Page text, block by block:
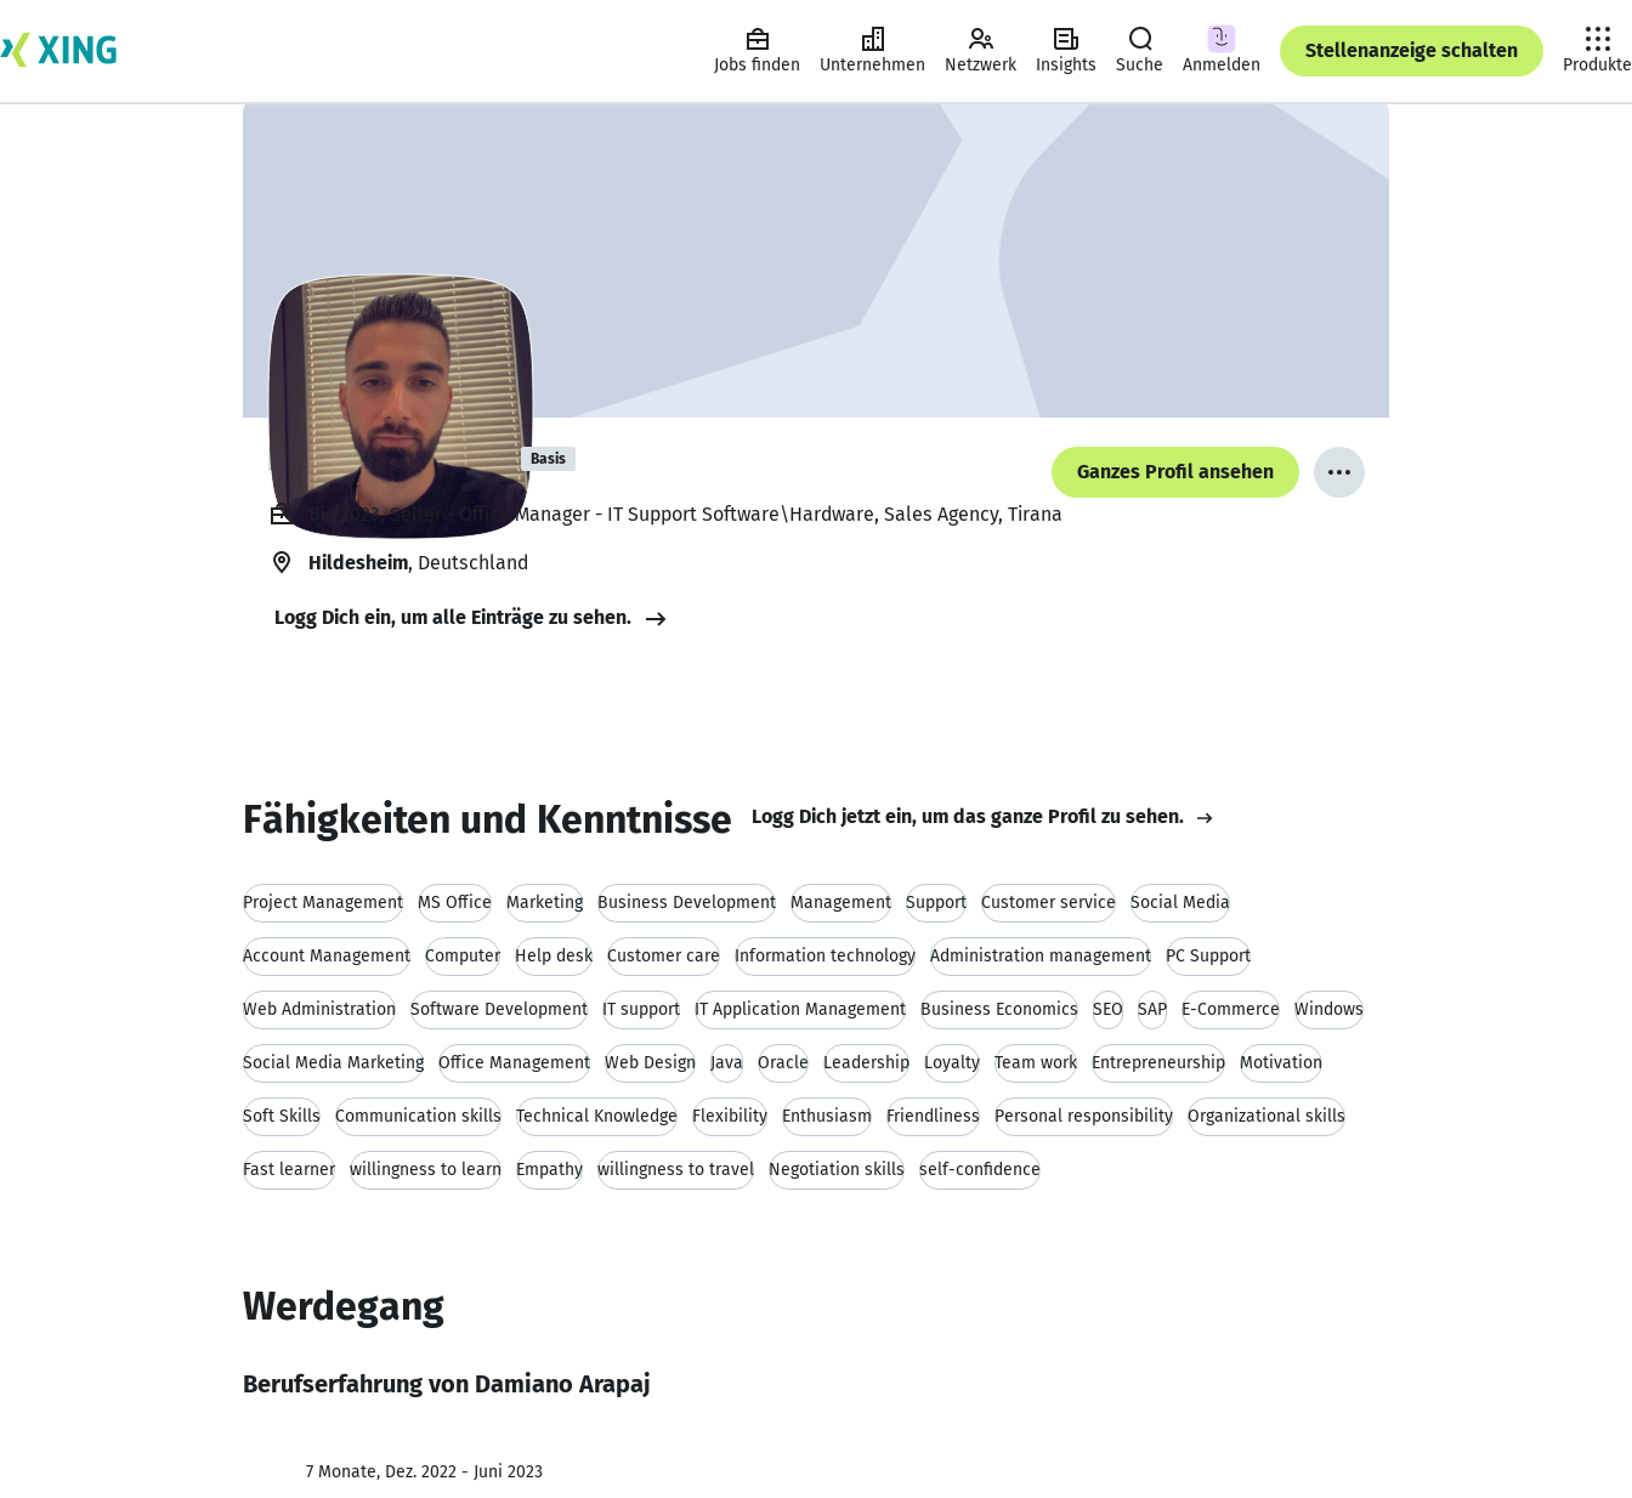
Jobs finden Unternehmen Netzwerk Insights Suche Anmelden
Stellenanzeige schalten
Produkte
Damiano Arapaj Basis
Ganzes Profil ansehen
Bis 2023, Seller - Office Manager - IT Support Software\Hardware, Sales Agency, Tirana
Hildesheim, Deutschland
Logg Dich ein, um alle Einträge zu sehen.
Fähigkeiten und Kenntnisse Logg Dich jetzt ein, um das ganze Profil zu sehen.
Project Management MS Office Marketing Business Development Management Support Customer service Social Media
Account Management Computer Help desk Customer care Information technology Administration management PC Support
Web Administration Software Development IT support IT Application Management Business Economics SEO SAP E-Commerce Windows
Social Media Marketing Office Management Web Design Java Oracle Leadership Loyalty Team work Entrepreneurship Motivation
Soft Skills Communication skills Technical Knowledge Flexibility Enthusiasm Friendliness Personal responsibility Organizational skills
Fast learner willingness to learn Empathy willingness to travel Negotiation skills self-confidence
Werdegang
Berufserfahrung von Damiano Arapaj
7 Monate, Dez. 2022 - Juni 2023